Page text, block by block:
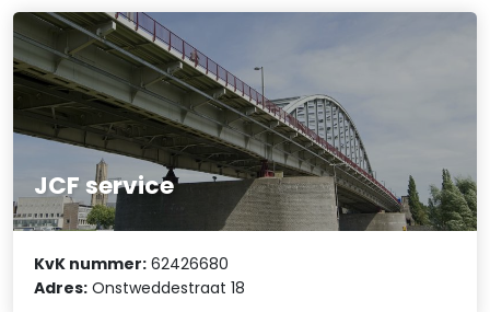
JCF service
KvK nummer: 62426680
Adres: Onstweddestraat 18